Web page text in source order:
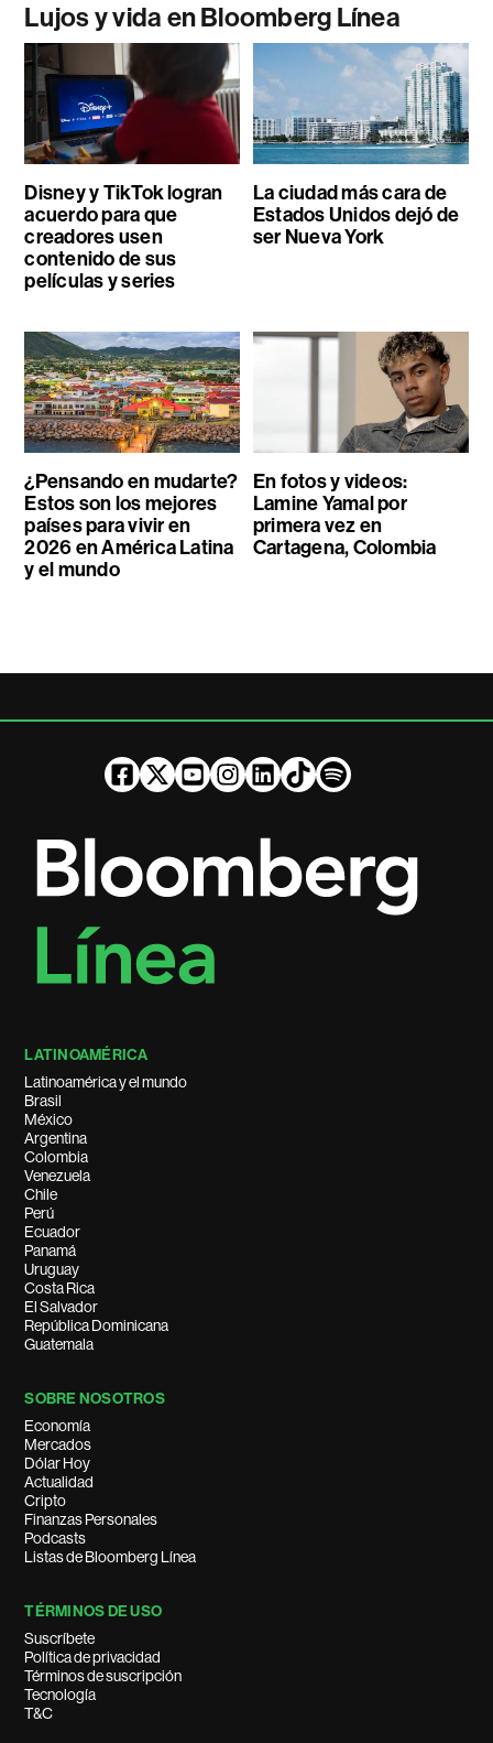
Lujos y vida en Bloomberg Línea
Disney y TikTok logran
acuerdo para que
creadores usen
contenido de sus
películas y series
La ciudad más cara de
Estados Unidos dejó de
ser Nueva York
¿Pensando en mudarte?
Estos son los mejores
países para vivir en
2026 en América Latina
y el mundo
En fotos y videos:
Lamine Yamal por
primera vez en
Cartagena, Colombia
LATINOAMÉRICA
Latinoamérica y el mundo
Brasil
México
Argentina
Colombia
Venezuela
Chile
Perú
Ecuador
Panamá
Uruguay
Costa Rica
El Salvador
República Dominicana
Guatemala
SOBRE NOSOTROS
Economía
Mercados
Dólar Hoy
Actualidad
Cripto
Finanzas Personales
Podcasts
Listas de Bloomberg Línea
TÉRMINOS DE USO
Suscríbete
Política de privacidad
Términos de suscripción
Tecnología
T&C